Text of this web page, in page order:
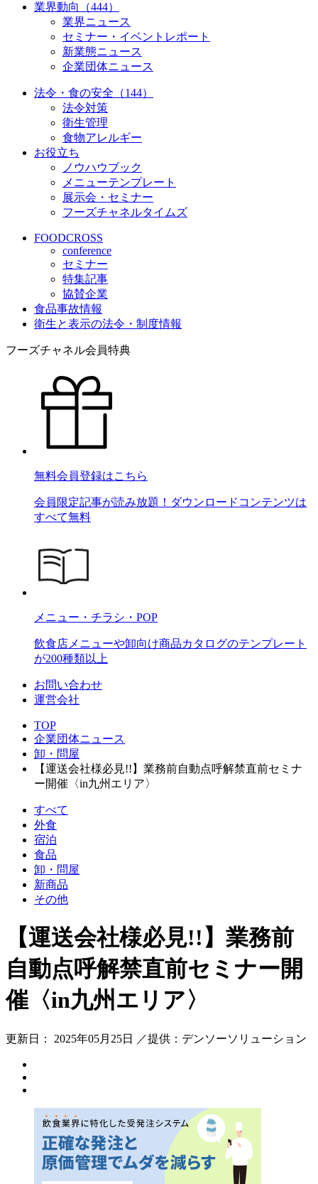
業界動向（444）
業界ニュース
セミナー・イベントレポート
新業態ニュース
企業団体ニュース
法令・食の安全（144）
法令対策
衛生管理
食物アレルギー
お役立ち
ノウハウブック
メニューテンプレート
展示会・セミナー
フーズチャネルタイムズ
FOODCROSS
conference
セミナー
特集記事
協賛企業
食品事故情報
衛生と表示の法令・制度情報
フーズチャネル会員特典
無料会員登録はこちら
会員限定記事が読み放題！ダウンロードコンテンツは
すべて無料
メニュー・チラシ・POP
飲食店メニューや卸向け商品カタログのテンプレート
が200種類以上
お問い合わせ
運営会社
TOP
企業団体ニュース
卸・問屋
【運送会社様必見!!】業務前自動点呼解禁直前セミナ
ー開催〈in九州エリア〉
すべて
外食
宿泊
食品
卸・問屋
新商品
その他
【運送会社様必見!!】業務前
自動点呼解禁直前セミナー開
催〈in九州エリア〉
更新日： 2025年05月25日 ／提供：デンソーソリューション